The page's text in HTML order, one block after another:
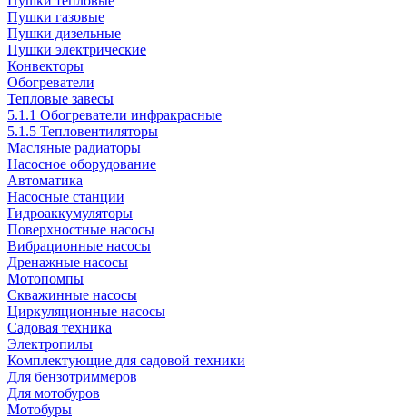
Пушки газовые
Пушки дизельные
Пушки электрические
Конвекторы
Обогреватели
Тепловые завесы
5.1.1 Обогреватели инфракрасные
5.1.5 Тепловентиляторы
Масляные радиаторы
Насосное оборудование
Автоматика
Насосные станции
Гидроаккумуляторы
Поверхностные насосы
Вибрационные насосы
Дренажные насосы
Мотопомпы
Скважинные насосы
Циркуляционные насосы
Садовая техника
Электропилы
Комплектующие для садовой техники
Для бензотриммеров
Для мотобуров
Мотобуры